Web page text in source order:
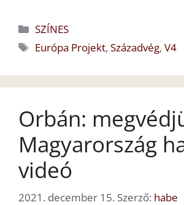
Kategória
SZÍNES
Címkék
Európa Projekt,Századvég,V4
Orbán:
Magyarország
videó
2021. december 15. Szerző: habe